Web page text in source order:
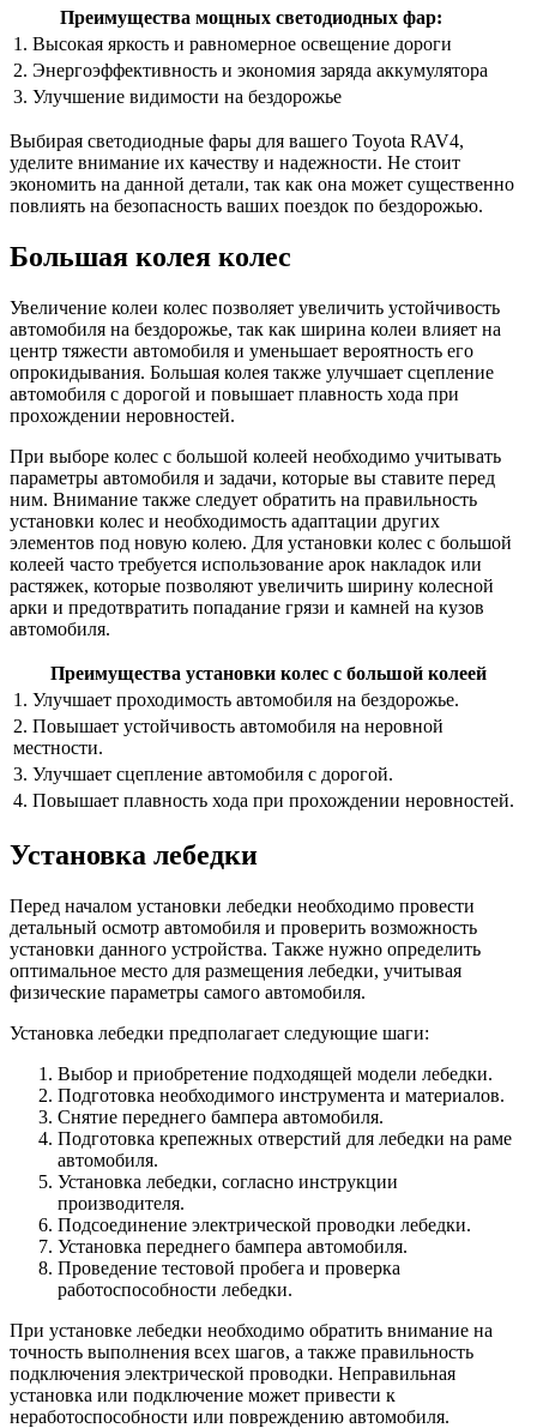
Преимущества мощных светодиодных фар:
1. Высокая яркость и равномерное освещение дороги
2. Энергоэффективность и экономия заряда аккумулятора
3. Улучшение видимости на бездорожье
Выбирая светодиодные фары для вашего Toyota RAV4,
уделите внимание их качеству и надежности. Не стоит
экономить на данной детали, так как она может существенно
повлиять на безопасность ваших поездок по бездорожью.
Большая колея колес
Увеличение колеи колес позволяет увеличить устойчивость
автомобиля на бездорожье, так как ширина колеи влияет на
центр тяжести автомобиля и уменьшает вероятность его
опрокидывания. Большая колея также улучшает сцепление
автомобиля с дорогой и повышает плавность хода при
прохождении неровностей.
При выборе колес с большой колеей необходимо учитывать
параметры автомобиля и задачи, которые вы ставите перед
ним. Внимание также следует обратить на правильность
установки колес и необходимость адаптации других
элементов под новую колею. Для установки колес с большой
колеей часто требуется использование арок накладок или
растяжек, которые позволяют увеличить ширину колесной
арки и предотвратить попадание грязи и камней на кузов
автомобиля.
Преимущества установки колес с большой колеей
1. Улучшает проходимость автомобиля на бездорожье.
2. Повышает устойчивость автомобиля на неровной
местности.
3. Улучшает сцепление автомобиля с дорогой.
4. Повышает плавность хода при прохождении неровностей.
Установка лебедки
Перед началом установки лебедки необходимо провести
детальный осмотр автомобиля и проверить возможность
установки данного устройства. Также нужно определить
оптимальное место для размещения лебедки, учитывая
физические параметры самого автомобиля.
Установка лебедки предполагает следующие шаги:
Выбор и приобретение подходящей модели лебедки.
Подготовка необходимого инструмента и материалов.
Снятие переднего бампера автомобиля.
Подготовка крепежных отверстий для лебедки на раме
автомобиля.
Установка лебедки, согласно инструкции
производителя.
Подсоединение электрической проводки лебедки.
Установка переднего бампера автомобиля.
Проведение тестовой пробега и проверка
работоспособности лебедки.
При установке лебедки необходимо обратить внимание на
точность выполнения всех шагов, а также правильность
подключения электрической проводки. Неправильная
установка или подключение может привести к
неработоспособности или повреждению автомобиля.